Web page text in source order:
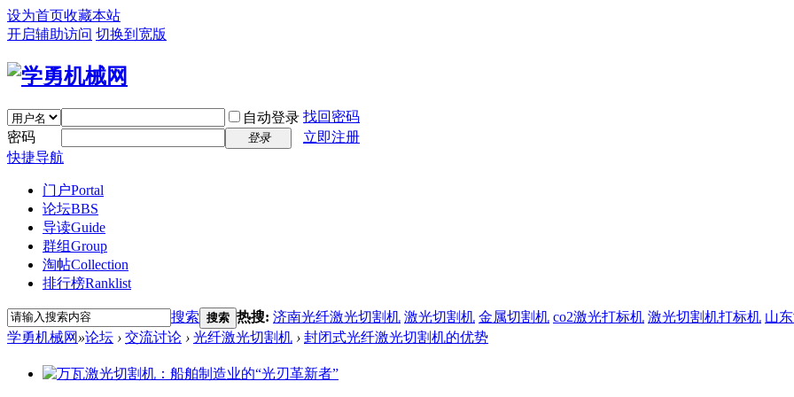
设为首页收藏本站
开启辅助访问 切换到宽版
自动登录 找回密码
密码
登录
立即注册
快捷导航
门户Portal
论坛BBS
导读Guide
群组Group
淘帖Collection
排行榜Ranklist
搜索 搜索 热搜: 济南光纤激光切割机 激光切割机 金属切割机 co2激光打标机 激光切割机打标机 山
学勇机械网 »论坛 › 交流讨论 › 光纤激光切割机 › 封闭式光纤激光切割机的优势